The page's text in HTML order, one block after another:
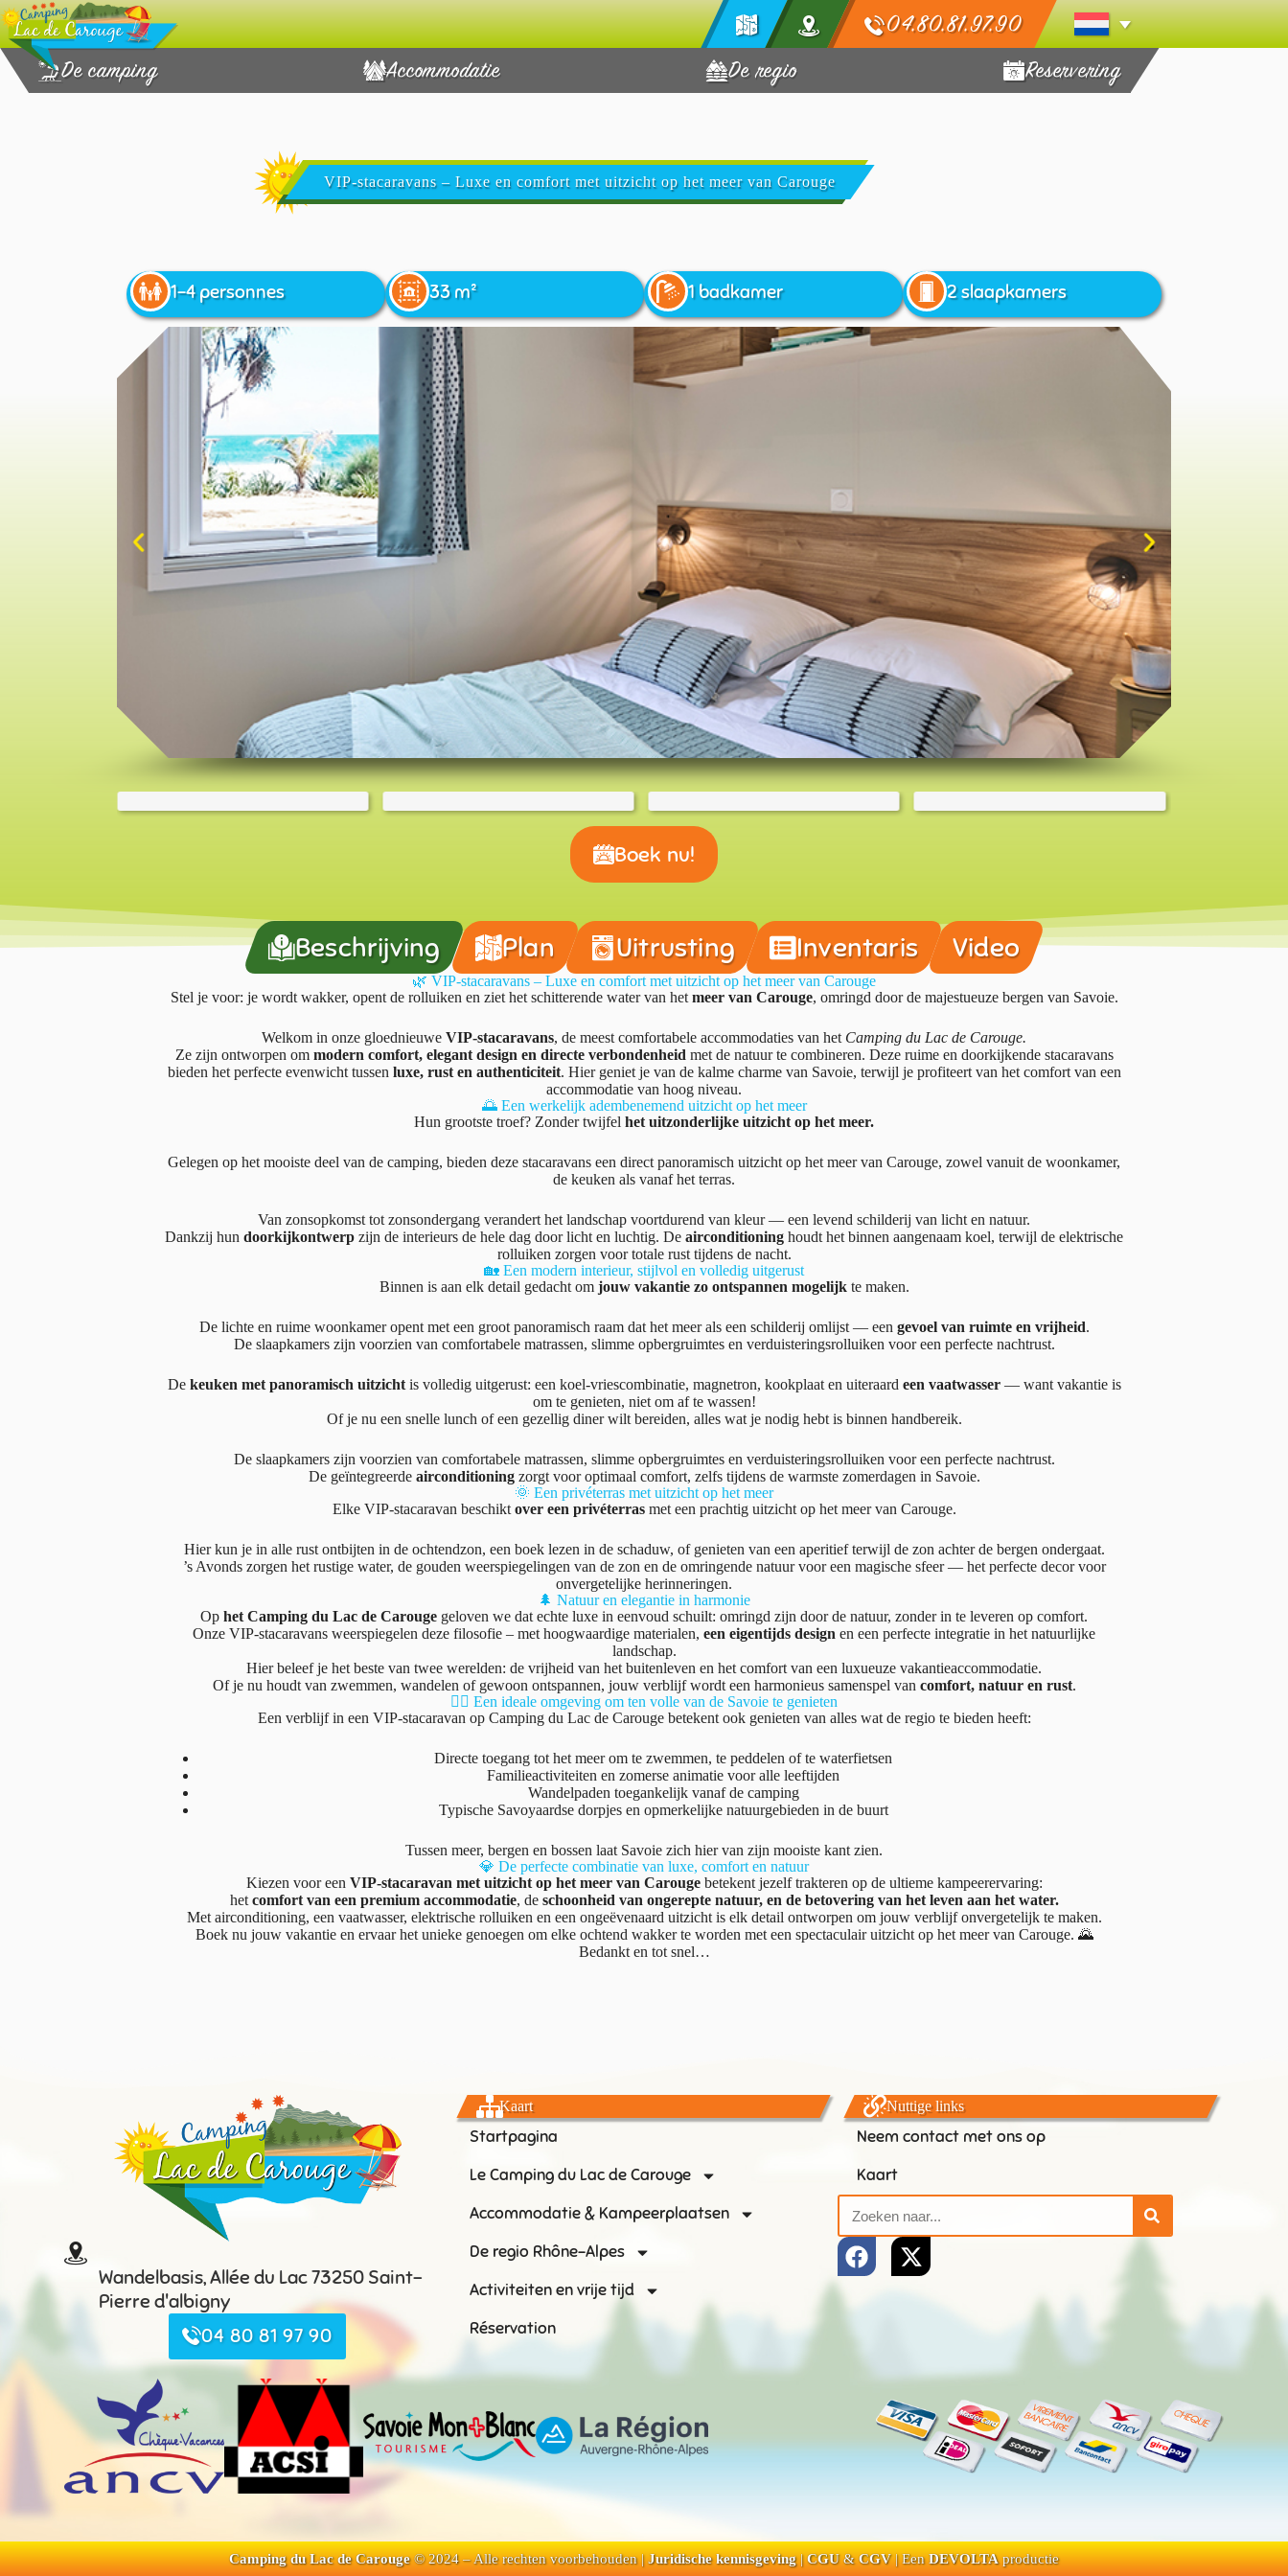
04.80.81.97.90
De camping Accommodatie De regio Reservering
VIP-stacaravans – Luxe en comfort met uitzicht op het meer van Carouge
1-4 personnes 33 m² 1 badkamer 2 slaapkamers
Boek nu!
Beschrijving Plan Uitrusting Inventaris Video
🌿 VIP-stacaravans – Luxe en comfort met uitzicht op het meer van Carouge
Stel je voor: je wordt wakker, opent de rolluiken en ziet het schitterende water van het meer van Carouge, omringd door de majestueuze bergen van Savoie.
Welkom in onze gloednieuwe VIP-stacaravans, de meest comfortabele accommodaties van het Camping du Lac de Carouge.
Ze zijn ontworpen om modern comfort, elegant design en directe verbondenheid met de natuur te combineren. Deze ruime en doorkijkende stacaravans
bieden het perfecte evenwicht tussen luxe, rust en authenticiteit. Hier geniet je van de kalme charme van Savoie, terwijl je profiteert van het comfort van een
accommodatie van hoog niveau.
🌅 Een werkelijk adembenemend uitzicht op het meer
Hun grootste troef? Zonder twijfel het uitzonderlijke uitzicht op het meer.
Gelegen op het mooiste deel van de camping, bieden deze stacaravans een direct panoramisch uitzicht op het meer van Carouge, zowel vanuit de woonkamer,
de keuken als vanaf het terras.
Van zonsopkomst tot zonsondergang verandert het landschap voortdurend van kleur — een levend schilderij van licht en natuur.
Dankzij hun doorkijkontwerp zijn de interieurs de hele dag door licht en luchtig. De airconditioning houdt het binnen aangenaam koel, terwijl de elektrische
rolluiken zorgen voor totale rust tijdens de nacht.
🏡 Een modern interieur, stijlvol en volledig uitgerust
Binnen is aan elk detail gedacht om jouw vakantie zo ontspannen mogelijkte maken.
De lichte en ruime woonkamer opent met een groot panoramisch raam dat het meer als een schilderij omlijst — een gevoel van ruimte en vrijheid.
De slaapkamers zijn voorzien van comfortabele matrassen, slimme opbergruimtes en verduisteringsrolluiken voor een perfecte nachtrust.
Dekeuken met panoramisch uitzichtis volledig uitgerust: een koel-vriescombinatie, magnetron, kookplaat en uiteraard een vaatwasser— want vakantie is
om te genieten, niet om af te wassen!
Of je nu een snelle lunch of een gezellig diner wilt bereiden, alles wat je nodig hebt is binnen handbereik.
De slaapkamers zijn voorzien van comfortabele matrassen, slimme opbergruimtes en verduisteringsrolluiken voor een perfecte nachtrust.
De geïntegreerde airconditioning zorgt voor optimaal comfort, zelfs tijdens de warmste zomerdagen in Savoie.
🌞 Een privéterras met uitzicht op het meer
Elke VIP-stacaravan beschikt over een privéterrasmet een prachtig uitzicht op het meer van Carouge.
Hier kun je in alle rust ontbijten in de ochtendzon, een boek lezen in de schaduw, of genieten van een aperitief terwijl de zon achter de bergen ondergaat.
’s Avonds zorgen het rustige water, de gouden weerspiegelingen van de zon en de omringende natuur voor een magische sfeer — het perfecte decor voor
onvergetelijke herinneringen.
🌲 Natuur en elegantie in harmonie
Op het Camping du Lac de Carouge geloven we dat echte luxe in eenvoud schuilt: omringd zijn door de natuur, zonder in te leveren op comfort.
Onze VIP-stacaravans weerspiegelen deze filosofie – met hoogwaardige materialen, een eigentijds design en een perfecte integratie in het natuurlijke
landschap.
Hier beleef je het beste van twee werelden: de vrijheid van het buitenleven en het comfort van een luxueuze vakantieaccommodatie.
Of je nu houdt van zwemmen, wandelen of gewoon ontspannen, jouw verblijf wordt een harmonieus samenspel van comfort, natuur en rust.
🚣‍♂️ Een ideale omgeving om ten volle van de Savoie te genieten
Een verblijf in een VIP-stacaravan op Camping du Lac de Carouge betekent ook genieten van alles wat de regio te bieden heeft:
Directe toegang tot het meer om te zwemmen, te peddelen of te waterfietsen
Familieactiviteiten en zomerse animatie voor alle leeftijden
Wandelpaden toegankelijk vanaf de camping
Typische Savoyaardse dorpjes en opmerkelijke natuurgebieden in de buurt
Tussen meer, bergen en bossen laat Savoie zich hier van zijn mooiste kant zien.
💎 De perfecte combinatie van luxe, comfort en natuur
Kiezen voor een VIP-stacaravan met uitzicht op het meer van Carougebetekent jezelf trakteren op de ultieme kampeerervaring:
het comfort van een premium accommodatie, de schoonheid van ongerepte natuur, en de betovering van het leven aan het water.
Met airconditioning, een vaatwasser, elektrische rolluiken en een ongeëvenaard uitzicht is elk detail ontworpen om jouw verblijf onvergetelijk te maken.
Boek nu jouw vakantie en ervaar het unieke genoegen om elke ochtend wakker te worden met een spectaculair uitzicht op het meer van Carouge. 🌄
Bedankt en tot snel…
Wandelbasis, Allée du Lac 73250 Saint-
Pierre d'albigny
04 80 81 97 90
Kaart
Startpagina
Le Camping du Lac de Carouge
Accommodatie & Kampeerplaatsen
De regio Rhône-Alpes
Activiteiten en vrije tijd
Réservation
Nuttige links
Neem contact met ons op
Kaart
Camping du Lac de Carouge© 2024 – Alle rechten voorbehouden |Juridische kennisgeving|CGU&CGV| EenDEVOLTAproductie